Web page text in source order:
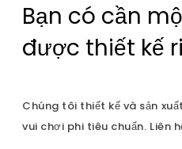
Bạn có cần
được thiết kế
Chúng tôi thiết kế và sản
vui chơi phi tiêu chuẩn. Liên